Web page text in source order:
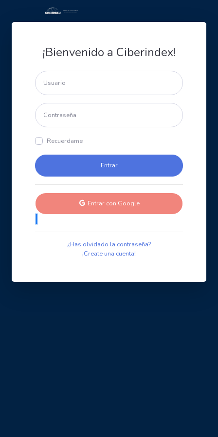
¡Bienvenido a Ciberindex!
Recuerdame
Entrar con Google
¿Has olvidado la contraseña?
¡Create una cuenta!